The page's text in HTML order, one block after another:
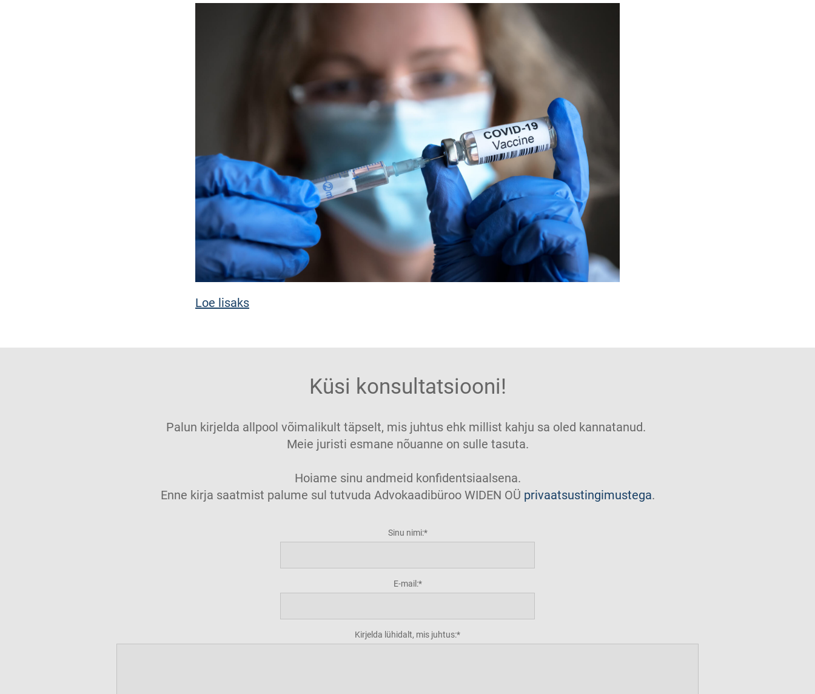
Loe lisaks
Küsi konsultatsiooni!
Palun kirjelda allpool võimalikult täpselt, mis juhtus ehk millist kahju sa oled kannatanud.
Meie juristi esmane nõuanne on sulle tasuta.
Hoiame sinu andmeid konfidentsiaalsena.
Enne kirja saatmist palume sul tutvuda Advokaadibüroo WIDEN OÜ privaatsustingimustega.
Sinu nimi:
E-mail:
Kirjelda lühidalt, mis juhtus: